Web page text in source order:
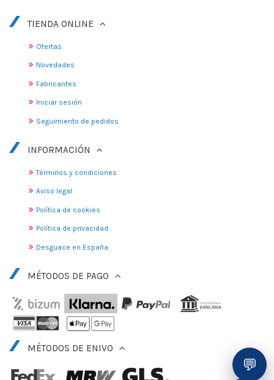
TIENDA ONLINE
Ofertas
Novedades
Fabricantes
Iniciar sesión
Seguimiento de pedidos
INFORMACIÓN
Términos y condiciones
Aviso legal
Política de cookies
Política de privacidad
Desguace en España
MÉTODOS DE PAGO
MÉTODOS DE ENIVO
💬